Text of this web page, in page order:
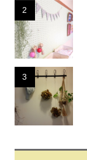
2
3